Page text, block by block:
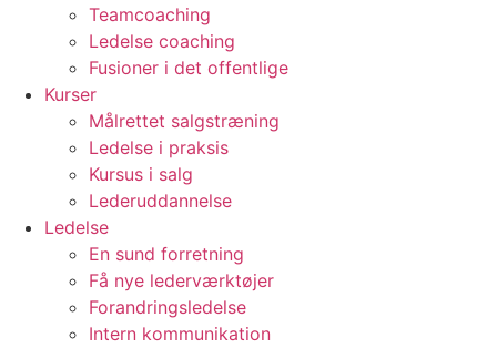
Teamcoaching
Ledelse coaching
Fusioner i det offentlige
Kurser
Målrettet salgstræning
Ledelse i praksis
Kursus i salg
Lederuddannelse
Ledelse
En sund forretning
Få nye lederværktøjer
Forandringsledelse
Intern kommunikation